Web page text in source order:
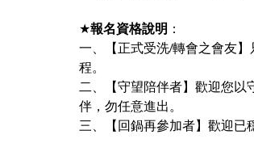
★報名資格說明 ：
一、【正式受洗/轉會之會友
程。
二、【守望陪伴者】歡迎您以
伴，勿任意進出。
三、【回鍋再參加者】歡迎已